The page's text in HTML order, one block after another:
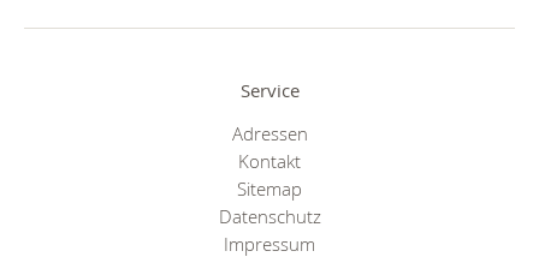
Service
Adressen
Kontakt
Sitemap
Datenschutz
Impressum